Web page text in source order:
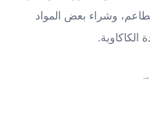
وشراء بعض المواد
الكاكاوية.
→